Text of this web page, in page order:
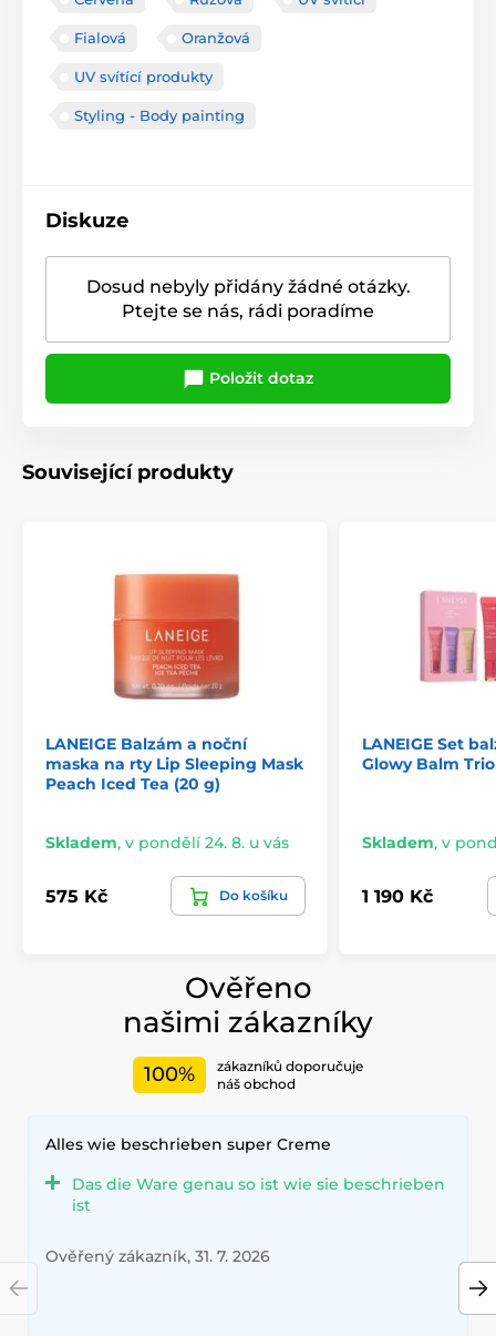
Fialová Oranžová
UV svítící produkty
Styling - Body painting
Diskuze
Dosud nebyly přidány žádné otázky.
Ptejte se nás, rádi poradíme
Položit dotaz
Související produkty
LANEIGE Balzám a noční
maska na rty Lip Sleeping Mask
Peach Iced Tea (20 g)
Skladem, v pondělí 24. 8. u vás
575 Kč Do košíku
LANEIGE Set
Glowy Balm Trio
Skladem, v
1 190 Kč
Ověřeno
našimi zákazníky
100%
zákazníků doporučuje
náš obchod
Alles wie beschrieben super Creme
Das die Ware genau so ist wie sie beschrieben
ist
Ověřený zákazník, 31. 7. 2026